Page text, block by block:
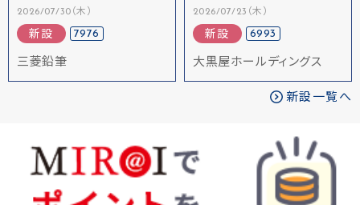
2026/07/30（木）
新設 7976
三菱鉛筆
2026/07/23（木）
新設 6993
大黒屋ホールディングス
新設一覧へ